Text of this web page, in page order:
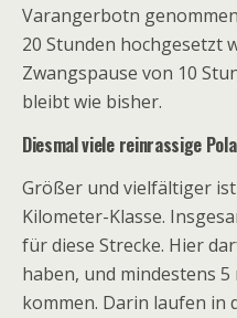
Varangerbotn
20 Stunden hochgesetzt
Zwangspause von 10
bleibt wie bisher.
Diesmal viele reinrassige
Größer und vielfältiger
Kilometer-Klasse.
für diese Strecke. Hier
haben, und mindestens
kommen. Darin laufen in